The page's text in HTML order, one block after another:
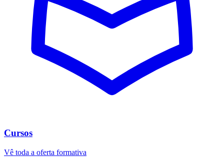
Cursos
Vê toda a oferta formativa